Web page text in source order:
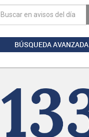
BÚSQUEDA AVANZADA